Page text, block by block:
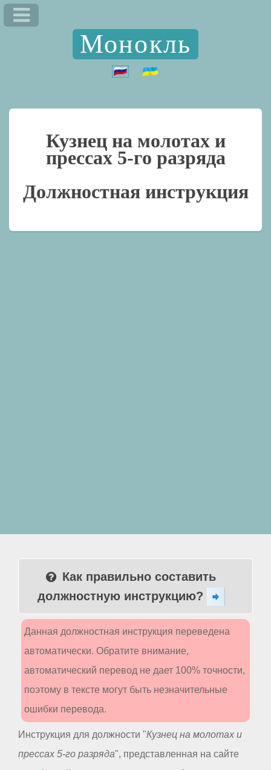
Монокль
Кузнец на молотах и
прессах 5-го разряда
Должностная инструкция
Как правильно составить
должностную инструкцию?
Данная должностная инструкция переведена
автоматически. Обратите внимание,
автоматический перевод не дает 100% точности,
поэтому в тексте могут быть незначительные
ошибки перевода.
Инструкция для должности "Кузнец на молотах и
прессах 5-го разряда", представленная на сайте